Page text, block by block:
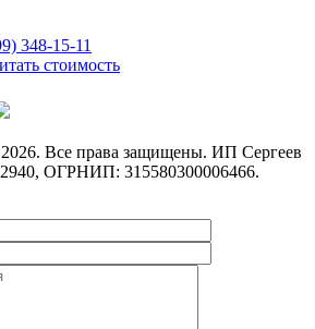
348-15-11
стоимость
Все права защищены. ИП Сергеев
ОГРНИП: 315580300006466.